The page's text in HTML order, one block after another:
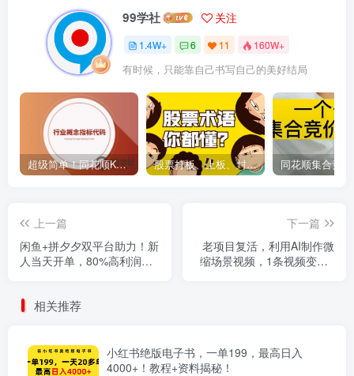
99学社 关注
1.4W+ 6 11 160W+
有时候，只能靠自己书写自己的美好结局
超级简单！同花顺K线界面显示行业概念指标代码图解 股票打板、上板、封板、翘板、炸板是什么意思？炒股你必须懂的暗语！
上一篇
闲鱼+拼夕夕双平台助力！新
人当天开单，80%高利润，
下一篇
老项目复活，利用AI制作微
缩场景视频，1条视频变现2
相关推荐
小红书绝版电子书，一单199，最高日入
4000+！教程+资料揭秘！